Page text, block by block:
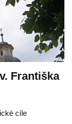
Františka
cíle